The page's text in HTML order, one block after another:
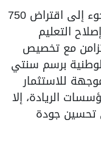
وأوضحت الجمعية، في بيان، أن "اللجوء إلى اقتراض 750
التعليم
خارطة الطريق 2022-2026، تزامن مع تخصيص
الوطنية برسم سنتي
درهم موجهة للاستثمار
الريادة، إلا
جودة